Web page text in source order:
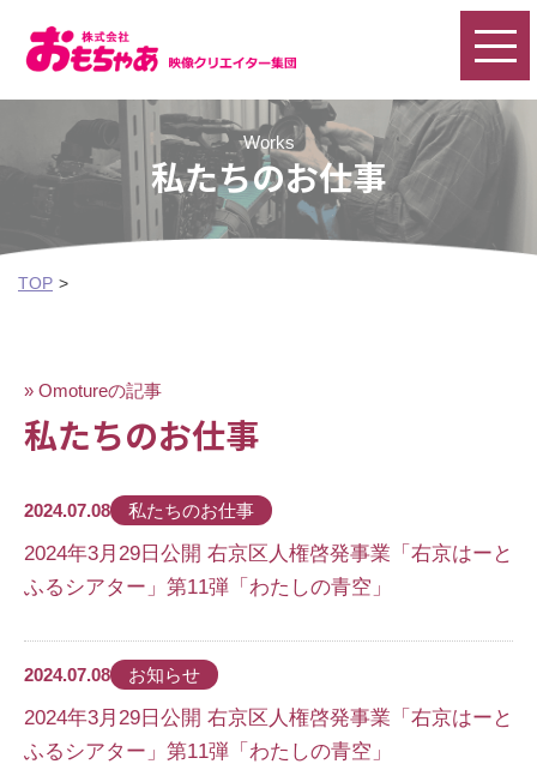
Works
私たちのお仕事
TOP
» Omotureの記事
私たちのお仕事
2024.07.08 私たちのお仕事
2024年3月29日公開 右京区人権啓発事業「右京はーと
ふるシアター」第11弾「わたしの青空」
2024.07.08 お知らせ
2024年3月29日公開 右京区人権啓発事業「右京はーと
ふるシアター」第11弾「わたしの青空」